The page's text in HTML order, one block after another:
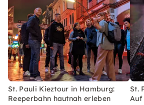
St. Pauli Kieztour in Hamburg:
Reeperbahn hautnah erleben
St.
Auf